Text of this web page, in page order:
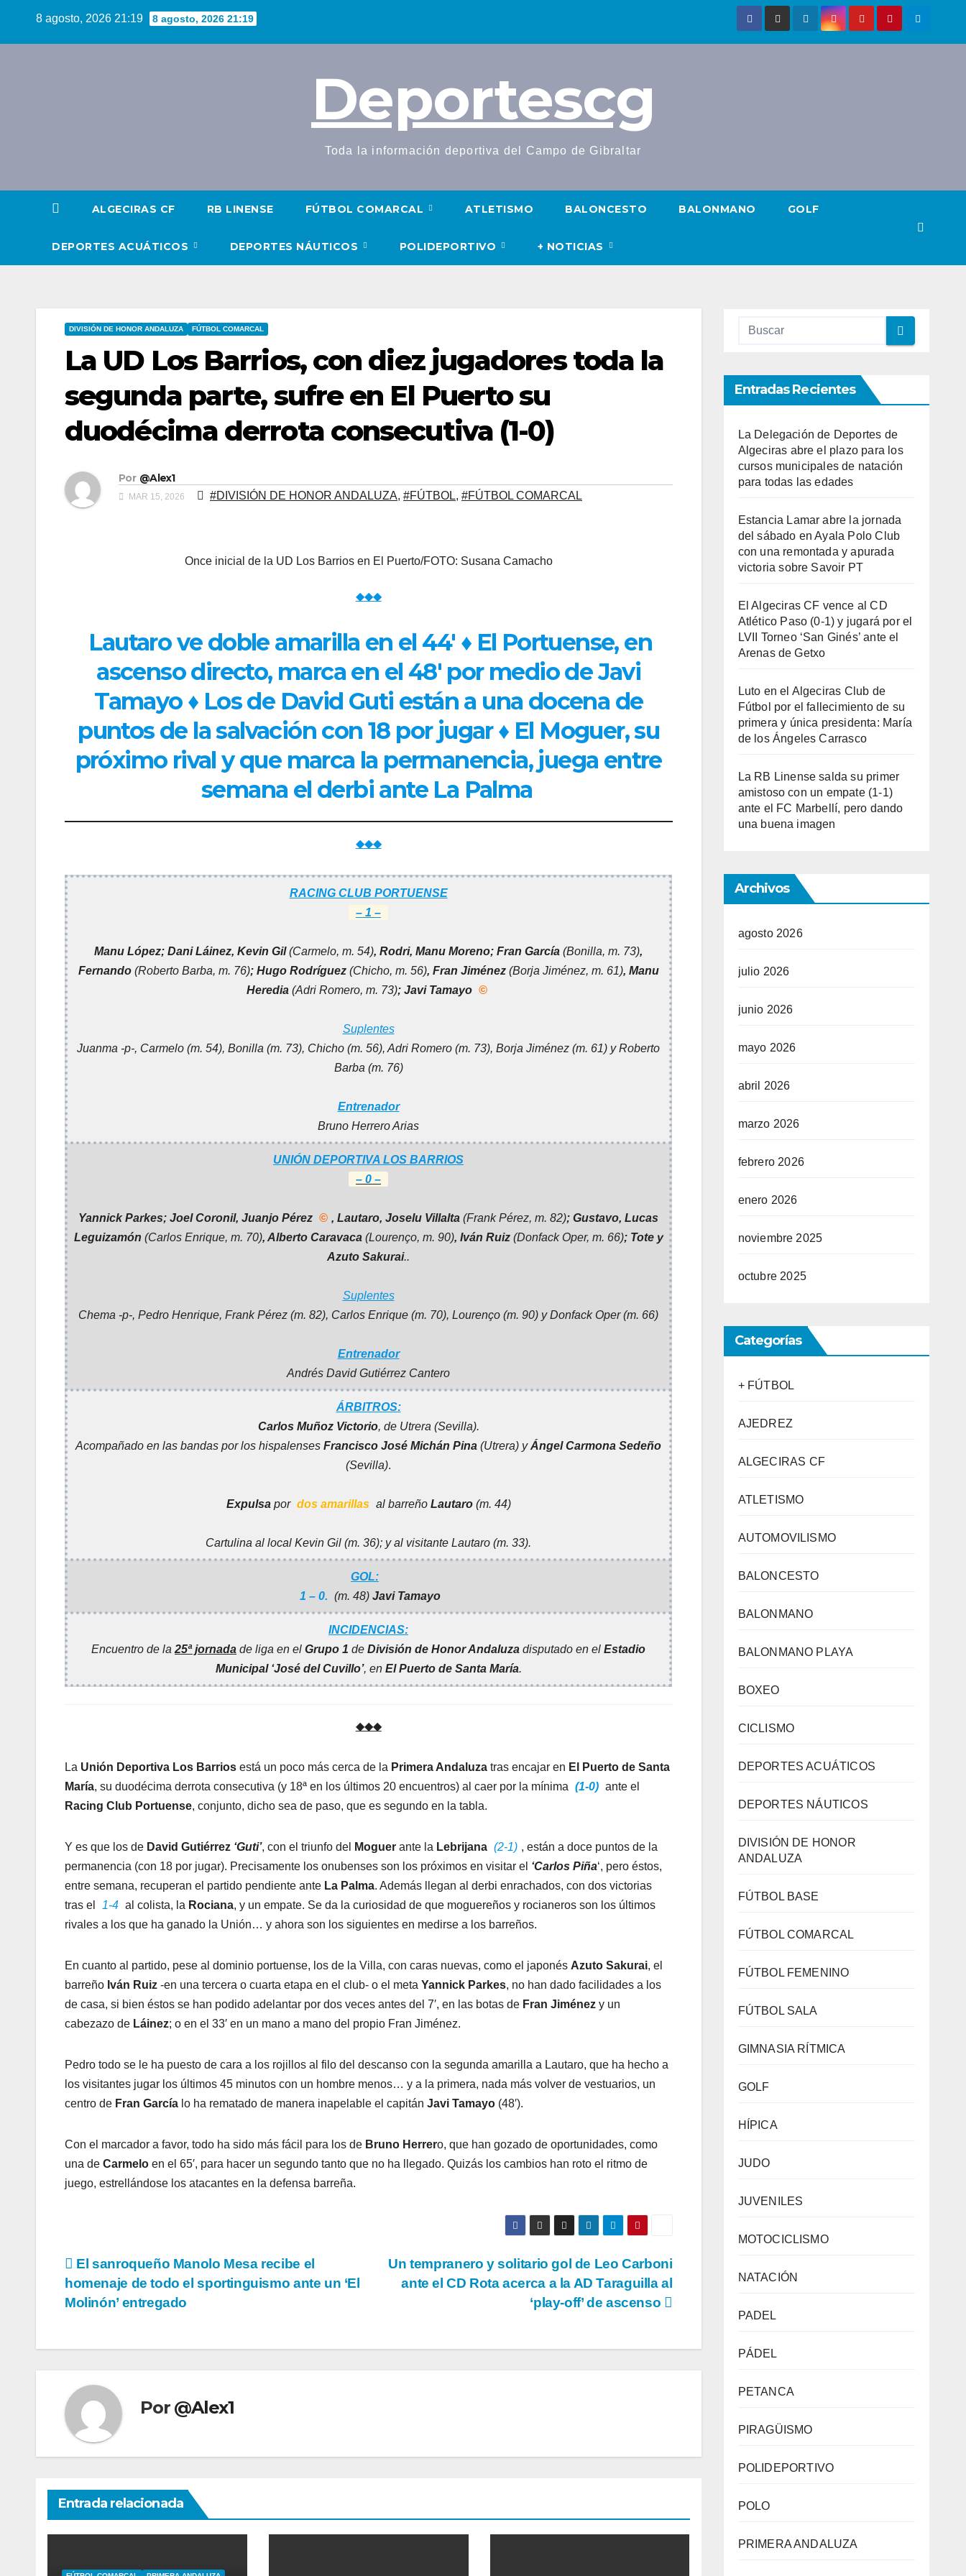
8 agosto, 2026 21:19 8 agosto, 2026 21:19
Deportescg
Toda la información deportiva del Campo de Gibraltar
ALGECIRAS CF RB LINENSE FÚTBOL COMARCAL ATLETISMO BALONCESTO BALONMANO GOLF
DEPORTES ACUÁTICOS DEPORTES NÁUTICOS POLIDEPORTIVO + NOTICIAS
DIVISIÓN DE HONOR ANDALUZA FÚTBOL COMARCAL
La UD Los Barrios, con diez jugadores toda la
segunda parte, sufre en El Puerto su
duodécima derrota consecutiva (1-0)
Por @Alex1
MAR 15, 2026 #DIVISIÓN DE HONOR ANDALUZA, #FÚTBOL, #FÚTBOL COMARCAL
Once inicial de la UD Los Barrios en El Puerto/FOTO: Susana Camacho
◆◆◆
Lautaro ve doble amarilla en el 44′ ♦El Portuense, en
ascenso directo, marca en el 48′ por medio de Javi
Tamayo ♦ Los de David Guti están a una docena de
puntos de la salvación con 18 por jugar ♦ El Moguer, su
próximo rival y que marca la permanencia, juega entre
semana el derbi ante La Palma
◆◆◆
RACING CLUB PORTUENSE
– 1 –
Manu López; Dani Láinez, Kevin Gil(Carmelo, m. 54), Rodri, Manu Moreno; Fran García (Bonilla, m. 73),
Fernando (Roberto Barba, m. 76); Hugo Rodríguez (Chicho, m. 56), Fran Jiménez (Borja Jiménez, m. 61), Manu
Heredia (Adri Romero, m. 73); Javi Tamayo ©
Suplentes
Juanma -p-, Carmelo (m. 54), Bonilla (m. 73), Chicho (m. 56), Adri Romero (m. 73), Borja Jiménez (m. 61) y Roberto
Barba (m. 76)
Entrenador
Bruno Herrero Arias
UNIÓN DEPORTIVA LOS BARRIOS
– 0 –
Yannick Parkes; Joel Coronil, Juanjo Pérez © , Lautaro, Joselu Villalta (Frank Pérez, m. 82); Gustavo, Lucas
Leguizamón (Carlos Enrique, m. 70), Alberto Caravaca (Lourenço, m. 90), Iván Ruiz (Donfack Oper, m. 66); Tote y
Azuto Sakurai..
Suplentes
Chema -p-, Pedro Henrique, Frank Pérez (m. 82), Carlos Enrique (m. 70), Lourenço (m. 90) y Donfack Oper (m. 66)
Entrenador
Andrés David Gutiérrez Cantero
ÁRBITROS:
Carlos Muñoz Victorio, de Utrera (Sevilla).
Acompañado en las bandas por los hispalenses Francisco José Michán Pina (Utrera) yÁngel Carmona Sedeño
(Sevilla).
Expulsapor dos amarillas al barreño Lautaro(m. 44)
Cartulina al local Kevin Gil (m. 36); y al visitante Lautaro (m. 33).
GOL:
1 – 0. (m. 48) Javi Tamayo
INCIDENCIAS:
Encuentro de la 25ª jornada de liga en el Grupo 1 de División de Honor Andaluza disputado en el Estadio
Municipal ‘José del Cuvillo’, en El Puerto de Santa María.
◆◆◆
La Unión Deportiva Los Barrios está un poco más cerca de la Primera Andaluza tras encajar en El Puerto de Santa
María, su duodécima derrota consecutiva (y 18ª en los últimos 20 encuentros) al caer por la mínima (1-0) ante el
Racing Club Portuense, conjunto, dicho sea de paso, que es segundo en la tabla.
Y es que los de David Gutiérrez ‘Guti’, con el triunfo del Moguer ante la Lebrijana (2-1) , están a doce puntos de la
permanencia (con 18 por jugar). Precisamente los onubenses son los próximos en visitar el ‘Carlos Piña‘, pero éstos,
entre semana, recuperan el partido pendiente ante La Palma. Además llegan al derbi enrachados, con dos victorias
tras el
1-4 al colista, la Rociana, y un empate. Se da la curiosidad de que moguereños y rocianeros son los últimos
rivales a los que ha ganado la Unión… y ahora son los siguientes en medirse a los barreños.
En cuanto al partido, pese al dominio portuense, los de la Villa, con caras nuevas, como el japonés Azuto Sakurai, el
barreño Iván Ruiz -en una tercera o cuarta etapa en el club- o el meta Yannick Parkes, no han dado facilidades a los
de casa, si bien éstos se han podido adelantar por dos veces antes del 7′, en las botas de Fran Jiménez y un
cabezazo de Láinez; o en el 33′ en un mano a mano del propio Fran Jiménez.
Pedro todo se le ha puesto de cara a los rojillos al filo del descanso con la segunda amarilla a Lautaro, que ha hecho a
los visitantes jugar los últimos 45 minutos con un hombre menos… y a la primera, nada más volver de vestuarios, un
centro de Fran García lo ha rematado de manera inapelable el capitán Javi Tamayo (48′).
Con el marcador a favor, todo ha sido más fácil para los de Bruno Herrero, que han gozado de oportunidades, como
una de Carmelo en el 65′, para hacer un segundo tanto que no ha llegado. Quizás los cambios han roto el ritmo de
juego, estrellándose los atacantes en la defensa barreña.
Navegación
de
Un tempranero y solitario gol de Leo Carboni
ante el CD Rota acerca a la AD Taraguilla al
‘play-off’ de ascenso
El sanroqueño Manolo Mesa recibe el
homenaje de todo el sportinguismo ante un ‘El
Molinón’ entregado
Por @Alex1
Entrada relacionada
Entradas Recientes
La Delegación de Deportes de
Algeciras abre el plazo para los
cursos municipales de natación
para todas las edades
Estancia Lamar abre la jornada
del sábado en Ayala Polo Club
con una remontada y apurada
victoria sobre Savoir PT
El Algeciras CF vence al CD
Atlético Paso (0-1) y jugará por el
LVII Torneo ‘San Ginés’ ante el
Arenas de Getxo
Luto en el Algeciras Club de
Fútbol por el fallecimiento de su
primera y única presidenta: María
de los Ángeles Carrasco
La RB Linense salda su primer
amistoso con un empate (1-1)
ante el FC Marbellí, pero dando
una buena imagen
Archivos
agosto 2026
julio 2026
junio 2026
mayo 2026
abril 2026
marzo 2026
febrero 2026
enero 2026
noviembre 2025
octubre 2025
Categorías
+ FÚTBOL
AJEDREZ
ALGECIRAS CF
ATLETISMO
AUTOMOVILISMO
BALONCESTO
BALONMANO
BALONMANO PLAYA
BOXEO
CICLISMO
DEPORTES ACUÁTICOS
DEPORTES NÁUTICOS
DIVISIÓN DE HONOR
ANDALUZA
FÚTBOL BASE
FÚTBOL COMARCAL
FÚTBOL FEMENINO
FÚTBOL SALA
GIMNASIA RÍTMICA
GOLF
HÍPICA
JUDO
JUVENILES
MOTOCICLISMO
NATACIÓN
PADEL
PÁDEL
PETANCA
PIRAGÜISMO
POLIDEPORTIVO
POLO
PRIMERA ANDALUZA